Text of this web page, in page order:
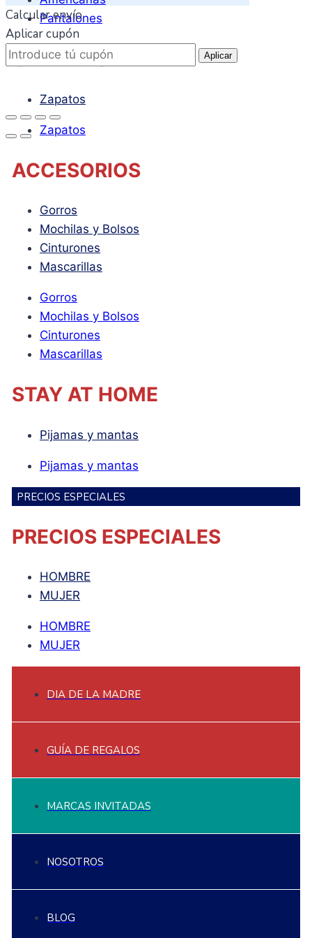
Pantalones
CALZADO
Zapatos
Zapatos
ACCESORIOS
Gorros
Mochilas y Bolsos
Cinturones
Mascarillas
Gorros
Mochilas y Bolsos
Cinturones
Mascarillas
STAY AT HOME
Pijamas y mantas
Pijamas y mantas
PRECIOS ESPECIALES
PRECIOS ESPECIALES
HOMBRE
MUJER
HOMBRE
MUJER
DIA DE LA MADRE
GUÍA DE REGALOS
MARCAS INVITADAS
NOSOTROS
BLOG
Calcular envío
Aplicar cupón
Aplicar